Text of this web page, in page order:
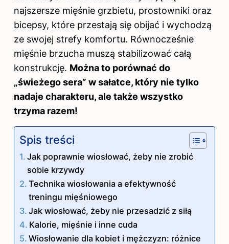
najszersze mięśnie grzbietu, prostowniki oraz
bicepsy, które przestają się obijać i wychodzą
ze swojej strefy komfortu. Równocześnie
mięśnie brzucha muszą stabilizować całą
konstrukcję. Można to porównać do
„świeżego sera” w sałatce, który nie tylko
nadaje charakteru, ale także wszystko
trzyma razem!
Spis treści
Jak poprawnie wiosłować, żeby nie zrobić
sobie krzywdy
Technika wiosłowania a efektywność
treningu mięśniowego
Jak wiosłować, żeby nie przesadzić z siłą
Kalorie, mięśnie i inne cuda
Wiosłowanie dla kobiet i mężczyzn: różnice